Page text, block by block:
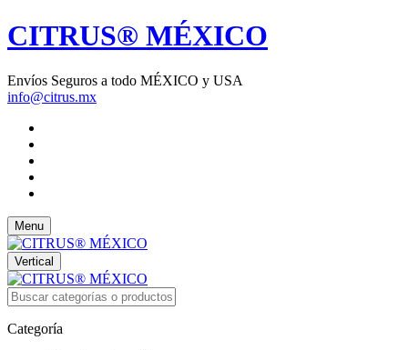
CITRUS® MÉXICO
Envíos Seguros a todo MÉXICO y USA
info@citrus.mx
Menu
Vertical
Categoría